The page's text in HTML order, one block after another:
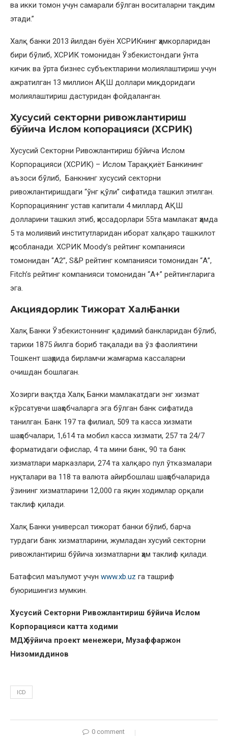
ва икки томон учун самарали бўлган воситаларни тақдим
этади.”
Халқ банки 2013 йилдан буён ХСРИКнинг ҳамкорларидан
бири бўлиб, ХСРИК томонидан Ўзбекистондаги ўнта
кичик ва ўрта бизнес субъектларини молиялаштириш учун
ажратилган 13 миллион АҚШ доллари миқдоридаги
молиялаштириш дастуридан фойдаланган.
Хусусий секторни ривожлантириш
бўйича Ислом копорацияси (ХСРИК)
Хусусий Секторни Ривожлантириш бўйича Ислом
Корпорацияси (ХСРИК) – Ислом Тараққиёт Банкининг
аъзоси бўлиб, Банкнинг хусусий секторни
ривожлантиришдаги “ўнг қўли” сифатида ташкил этилган.
Корпорациянинг устав капитали 4 миллард АҚШ
долларини ташкил этиб, ҳиссадорлари 55та мамлакат ҳамда
5 та молиявий институтларидан иборат халқаро ташкилот
ҳисобланади. ХСРИК Moody’s рейтинг компанияси
томонидан “А2”, S&P рейтинг компанияси томонидан “А”,
Fitch’s рейтинг компанияси томонидан “А+” рейтингларига
эга.
Акциядорлик Тижорат Халқ Банки
Халқ Банки Ўзбекистоннинг қадимий банкларидан бўлиб,
тарихи 1875 йилга бориб тақалади ва ўз фаолиятини
Тошкент шаҳрида бирламчи жамғарма кассаларни
очишдан бошлаган.
Хозирги вақтда Халқ Банки мамлакатдаги энг хизмат
кўрсатувчи шаҳобчаларга эга бўлган банк сифатида
танилган. Банк 197 та филиал, 509 та касса хизмати
шаҳобчалари, 1,614 та мобил касса хизмати, 257 та 24/7
форматидаги офислар, 4 та мини банк, 90 та банк
хизматлари марказлари, 274 та халқаро пул ўтказмалари
нуқталари ва 118 та валюта айирбошлаш шаҳобчаларида
ўзининг хизматларини 12,000 га яқин ходимлар орқали
таклиф қилади.
Халқ Банки универсал тижорат банки бўлиб, барча
турдаги банк хизматларини, жумладан хусуий секторни
ривожлантириш бўйича хизматларни ҳам таклиф қилади.
Батафсил маълумот учун www.xb.uz га ташриф
буюришингиз мумкин.
Хусусий Секторни Ривожлантириш бўйича Ислом
Корпорацияси катта ходими
МДҲ бўйича проект менежери, Музаффаржон
Низомиддинов
ICD
0 comment